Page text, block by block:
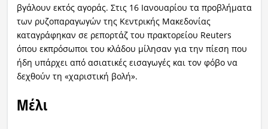
βγάλουν εκτός αγοράς. Στις 16 Ιανουαρίου τα προβλήματα
των ρυζοπαραγωγών της Κεντρικής Μακεδονίας
καταγράφηκαν σε ρεπορτάζ του πρακτορείου Reuters
όπου εκπρόσωποι του κλάδου μίλησαν για την πίεση που
ήδη υπάρχει από ασιατικές εισαγωγές και τον φόβο να
δεχθούν τη «χαριστική βολή».
Μέλι